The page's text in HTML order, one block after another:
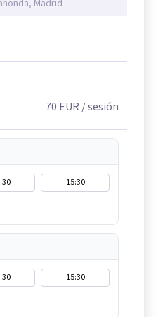
Madrid
70 EUR / sesión
15:30
15:30